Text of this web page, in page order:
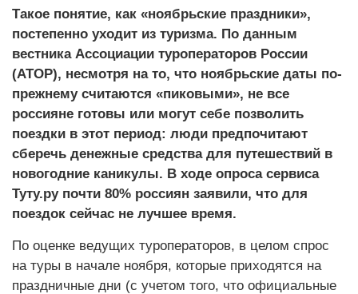
Такое понятие, как «ноябрьские праздники»,
постепенно уходит из туризма. По данным
вестника Ассоциации туроператоров России
(АТОР), несмотря на то, что ноябрьские даты по-
прежнему считаются «пиковыми», не все
россияне готовы или могут себе позволить
поездки в этот период: люди предпочитают
сберечь денежные средства для путешествий в
новогодние каникулы. В ходе опроса сервиса
Туту.ру почти 80% россиян заявили, что для
поездок сейчас не лучшее время.
По оценке ведущих туроператоров, в целом спрос
на туры в начале ноября, которые приходятся на
праздничные дни (с учетом того, что официальные